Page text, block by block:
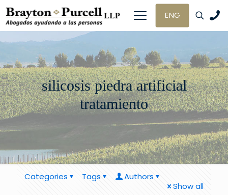
ENG
silicosis piedra artificial
tratamiento
Categories Tags
Authors
Show all